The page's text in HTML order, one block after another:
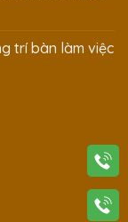
trí bàn làm việc